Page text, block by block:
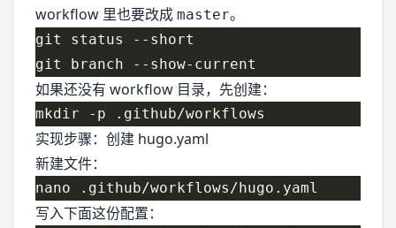
workflow 里也要改成 master。
如果还没有 workflow 目录，先创建：
实现步骤：创建 hugo.yaml
新建文件：
写入下面这份配置：